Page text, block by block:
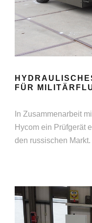
FÜR
In Zusammenarbeit
Hycom ein Prüfgerät
den russischen